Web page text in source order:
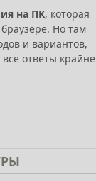
на ПК, которая
Но там
и вариантов,
ответы крайне